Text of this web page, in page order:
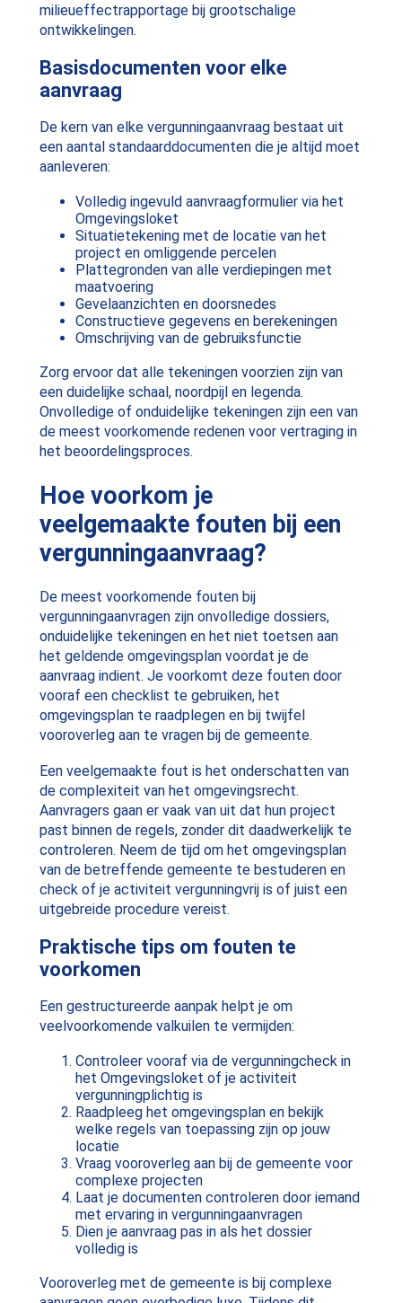
milieueffectrapportage bij grootschalige
ontwikkelingen.
Basisdocumenten voor elke
aanvraag
De kern van elke vergunningaanvraag bestaat uit
een aantal standaarddocumenten die je altijd moet
aanleveren:
Volledig ingevuld aanvraagformulier via het
Omgevingsloket
Situatietekening met de locatie van het
project en omliggende percelen
Plattegronden van alle verdiepingen met
maatvoering
Gevelaanzichten en doorsnedes
Constructieve gegevens en berekeningen
Omschrijving van de gebruiksfunctie
Zorg ervoor dat alle tekeningen voorzien zijn van
een duidelijke schaal, noordpijl en legenda.
Onvolledige of onduidelijke tekeningen zijn een van
de meest voorkomende redenen voor vertraging in
het beoordelingsproces.
Hoe voorkom je
veelgemaakte fouten bij een
vergunningaanvraag?
De meest voorkomende fouten bij
vergunningaanvragen zijn onvolledige dossiers,
onduidelijke tekeningen en het niet toetsen aan
het geldende omgevingsplan voordat je de
aanvraag indient. Je voorkomt deze fouten door
vooraf een checklist te gebruiken, het
omgevingsplan te raadplegen en bij twijfel
vooroverleg aan te vragen bij de gemeente.
Een veelgemaakte fout is het onderschatten van
de complexiteit van het omgevingsrecht.
Aanvragers gaan er vaak van uit dat hun project
past binnen de regels, zonder dit daadwerkelijk te
controleren. Neem de tijd om het omgevingsplan
van de betreffende gemeente te bestuderen en
check of je activiteit vergunningvrij is of juist een
uitgebreide procedure vereist.
Praktische tips om fouten te
voorkomen
Een gestructureerde aanpak helpt je om
veelvoorkomende valkuilen te vermijden:
Controleer vooraf via de vergunningcheck in
het Omgevingsloket of je activiteit
vergunningplichtig is
Raadpleeg het omgevingsplan en bekijk
welke regels van toepassing zijn op jouw
locatie
Vraag vooroverleg aan bij de gemeente voor
complexe projecten
Laat je documenten controleren door iemand
met ervaring in vergunningaanvragen
Dien je aanvraag pas in als het dossier
volledig is
Vooroverleg met de gemeente is bij complexe